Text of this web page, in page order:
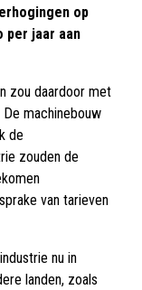
op
per jaar aan
zou daardoor met
machinebouw
de
zouden de
van tarieven
nu in
landen, zoals